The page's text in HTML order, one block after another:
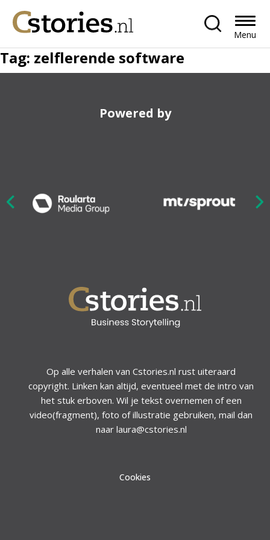
Menu
Tag: zelflerende software
Powered by
Op alle verhalen van Cstories.nl rust uiteraard
copyright. Linken kan altijd, eventueel met de intro van
het stuk erboven. Wil je tekst overnemen of een
video(fragment), foto of illustratie gebruiken, mail dan
naar laura@cstories.nl
Cookies